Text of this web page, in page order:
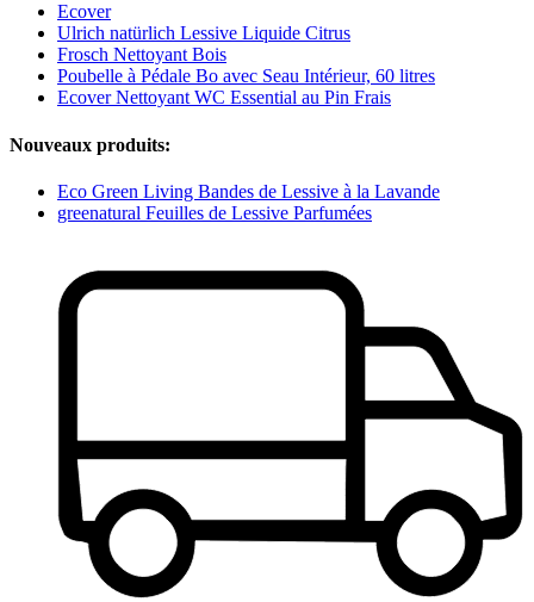
Ecover
Ulrich natürlich Lessive Liquide Citrus
Frosch Nettoyant Bois
Poubelle à Pédale Bo avec Seau Intérieur, 60 litres
Ecover Nettoyant WC Essential au Pin Frais
Nouveaux produits:
Eco Green Living Bandes de Lessive à la Lavande
greenatural Feuilles de Lessive Parfumées